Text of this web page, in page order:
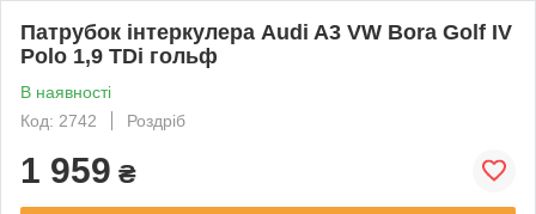
Патрубок інтеркулера Audi A3 VW Bora Golf IV
Polo 1,9 TDi гольф
В наявності
Код: 2742
Роздріб
1 959 ₴